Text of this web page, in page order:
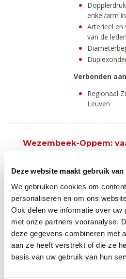
Deze website maakt gebruik van
We gebruiken cookies om
personaliseren en om ons
Ook delen we informatie over uw
met onze partners vooranalyse.
deze gegevens combineren met
aan ze heeft verstrekt of die ze
basis van uw gebruik van hun
enkel/arm
Arterieel en
van de
Verbonden
Regionaal
Leuven
Wezembeek-Oppem:
Dinsdag
Donderdag